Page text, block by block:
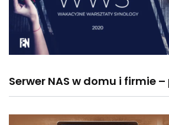
Serwer NAS w domu i firmie